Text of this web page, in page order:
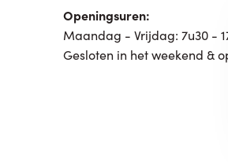
Openingsuren:
Maandag - Vrijdag: 7u30 -
Gesloten in het weekend &